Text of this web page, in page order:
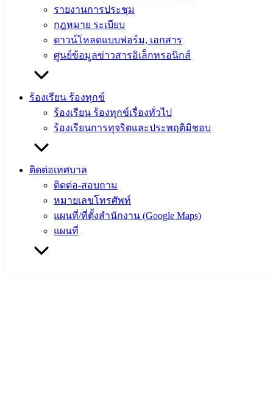
รายงานการประชุม
กฎหมาย ระเบียบ
ดาวน์โหลดแบบฟอร์ม, เอกสาร
ศูนย์ข้อมูลข่าวสารอิเล็กทรอนิกส์
ร้องเรียน ร้องทุกข์
ร้องเรียน ร้องทุกข์เรื่องทั่วไป
ร้องเรียนการทุจริตและประพฤติมิชอบ
ติดต่อเทศบาล
ติดต่อ-สอบถาม
หมายเลขโทรศัพท์
แผนที่/ที่ตั้งสำนักงาน (Google Maps)
แผนที่
สายตรง
นายก
ประวัติ
เทศบาล
ผู้บริหาร
หัวหน้า
ส่วน
ราชการ
สภา
สงวนลิขสิทธิ์ © 2563 เทศบาลเมืองอ่างศิลา จังหวัดชลบุรี |
angsilacity.go.th | Powered byBuuscript